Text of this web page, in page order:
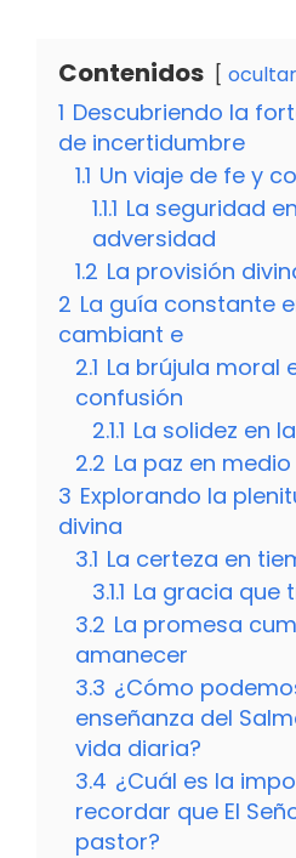
Contenidos ocultar
1 Descubriendo la
de incertidumbre
1.1 Un viaje de fe y
1.1.1 La seguridad
adversidad
1.2 La provisión
2 La guía constante
cambiant e
2.1 La brújula moral
confusión
2.1.1 La solidez en
2.2 La paz en
3 Explorando la
divina
3.1 La certeza en
3.1.1 La gracia que
3.2 La promesa
amanecer
3.3 ¿Cómo
enseñanza del
vida diaria?
3.4 ¿Cuál es la
recordar que El
pastor?